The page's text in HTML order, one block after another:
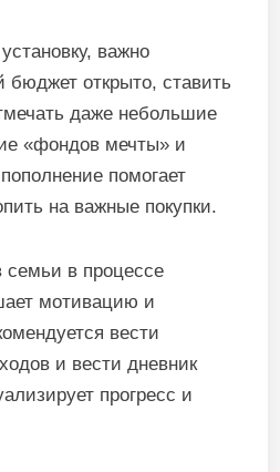
важно
открыто, ставить
даже небольшие
«фондов мечты» и
помогает
на важные покупки.
семьи в процессе
мотивацию и
вести
и вести дневник
прогресс и